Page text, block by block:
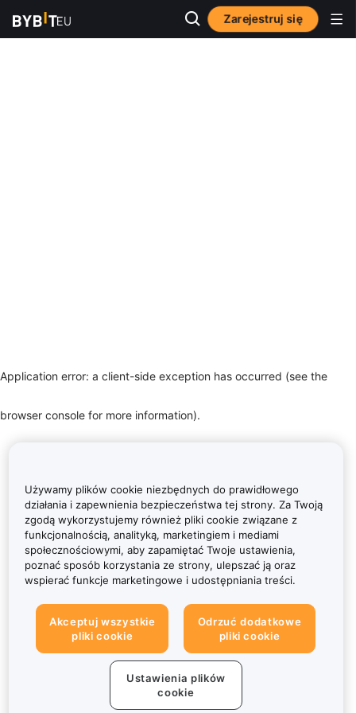
Zarejestruj się
Application error: a client-side exception has occurred (see the
browser console for more information).
Używamy plików cookie niezbędnych do prawidłowego
działania i zapewnienia bezpieczeństwa tej strony. Za Twoją
zgodą wykorzystujemy również pliki cookie związane z
funkcjonalnością, analityką, marketingiem i mediami
społecznościowymi, aby zapamiętać Twoje ustawienia,
poznać sposób korzystania ze strony, ulepszać ją oraz
wspierać funkcje marketingowe i udostępniania treści.
Akceptuj wszystkie
pliki cookie
Odrzuć dodatkowe
pliki cookie
Ustawienia plików
cookie